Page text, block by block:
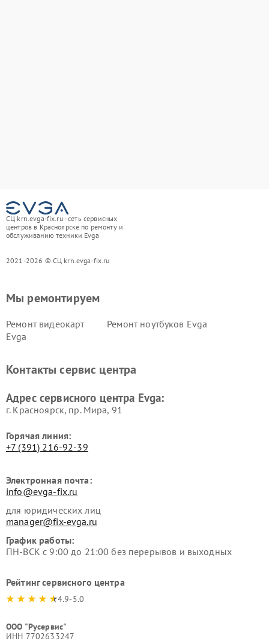
СЦ krn.evga-fix.ru - сеть сервисных
центров в Красноярске по ремонту и
обслуживанию техники Evga
2021-2026 © СЦ krn.evga-fix.ru
Мы ремонтируем
Ремонт видеокарт
Evga
Ремонт ноутбуков Evga
Контакты сервис центра
Адрес сервисного центра Evga:
г. Красноярск, ​пр. Мира, 91
Горячая линия:
+7 (391) 216-92-39
Электронная почта:
info@evga-fix.ru
для юридических лиц
manager@fix-evga.ru
График работы:
ПН-ВСК с 9:00 до 21:00 без перерывов и выходных
Рейтинг сервисного центра
4.9-5.0
ООО "Русервис"
ИНН 7702633247